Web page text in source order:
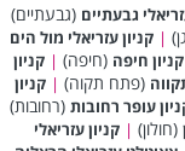
גבעתיים (גבעתיים)
| קניון עזריאלי מול הים
חיפה (חיפה) | קניון
(פתח תקוה) | קניון
עופר רחובות (רחובות)
(חולון) | קניון עזריאלי